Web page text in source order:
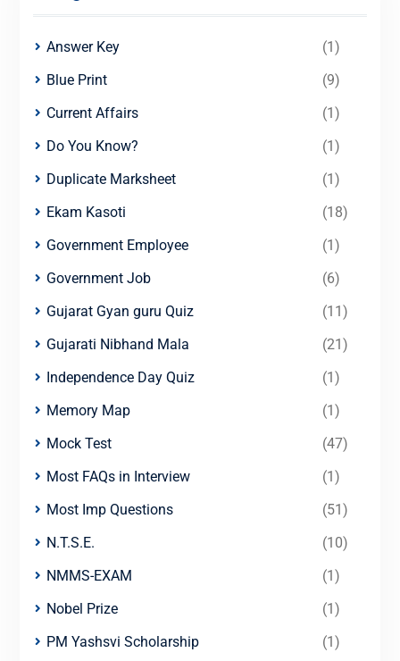
Answer Key
(1)
Blue Print
(9)
Current Affairs
(1)
Do You Know?
(1)
Duplicate Marksheet
(1)
Ekam Kasoti
(18)
Government Employee
(1)
Government Job
(6)
Gujarat Gyan guru Quiz
(11)
Gujarati Nibhand Mala
(21)
Independence Day Quiz
(1)
Memory Map
(1)
Mock Test
(47)
Most FAQs in Interview
(1)
Most Imp Questions
(51)
N.T.S.E.
(10)
NMMS-EXAM
(1)
Nobel Prize
(1)
PM Yashsvi Scholarship
(1)